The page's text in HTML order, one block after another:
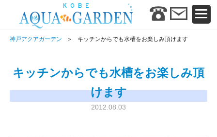
神戸アクアガーデン キッチンからでも水槽をお楽しみ頂けます
キッチンからでも水槽をお楽しみ頂
けます
2012.08.03